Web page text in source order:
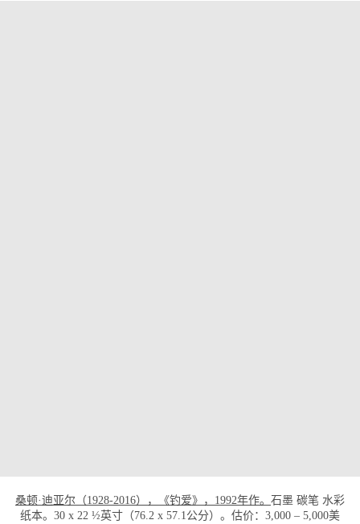
桑顿·迪亚尔（1928-2016），《钓爱》，1992年作。 石墨 碳笔 水彩
纸本。30 x 22 ½英寸（76.2 x 57.1公分）。估价：3,000 – 5,000美